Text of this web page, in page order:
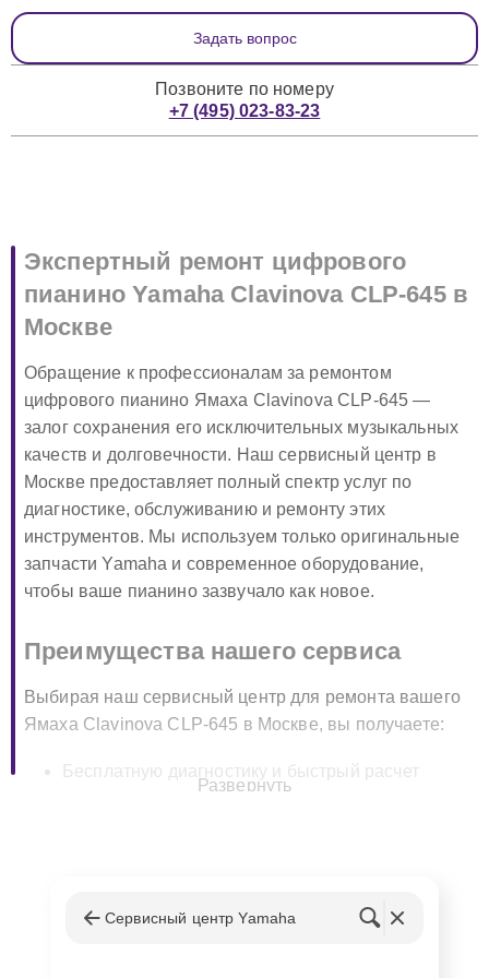
Задать вопрос
Позвоните по номеру
+7 (495) 023-83-23
Экспертный ремонт цифрового
пианино Yamaha Clavinova CLP-645 в
Москве
Обращение к профессионалам за ремонтом
цифрового пианино Ямаха Clavinova CLP-645 —
залог сохранения его исключительных музыкальных
качеств и долговечности. Наш сервисный центр в
Москве предоставляет полный спектр услуг по
диагностике, обслуживанию и ремонту этих
инструментов. Мы используем только оригинальные
запчасти Yamaha и современное оборудование,
чтобы ваше пианино зазвучало как новое.
Преимущества нашего сервиса
Выбирая наш сервисный центр для ремонта вашего
Ямаха Clavinova CLP-645 в Москве, вы получаете:
Бесплатную диагностику и быстрый расчет
замененные детали;
Развернуть
Сервисный центр Yamaha